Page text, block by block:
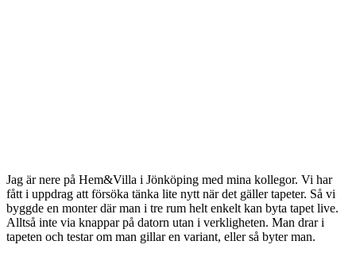
Jag är nere på Hem&Villa i Jönköping med mina kollegor. Vi har
fått i uppdrag att försöka tänka lite nytt när det gäller tapeter. Så vi
byggde en monter där man i tre rum helt enkelt kan byta tapet live.
Alltså inte via knappar på datorn utan i verkligheten. Man drar i
tapeten och testar om man gillar en variant, eller så byter man.